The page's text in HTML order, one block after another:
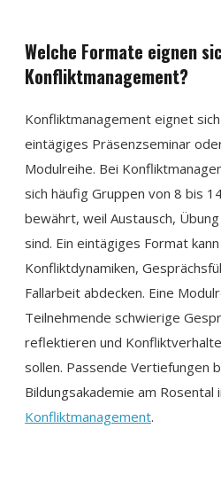
Welche Formate eignen
Konfliktmanagement?
Konfliktmanagement eignet
eintägiges Präsenzseminar
Modulreihe. Bei
sich häufig Gruppen von 8 bis
bewährt, weil Austausch,
sind. Ein eintägiges Format
Konfliktdynamiken,
Fallarbeit abdecken. Eine
Teilnehmende schwierige
reflektieren und
sollen. Passende Vertiefungen
Bildungsakademie am Rosental
Konfliktmanagement.